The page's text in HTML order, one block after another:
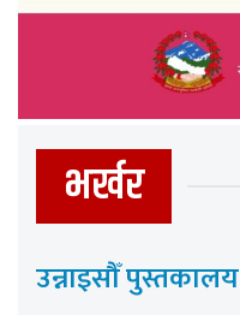
भर्खर
उन्नाइसौँ पुस्तकालय